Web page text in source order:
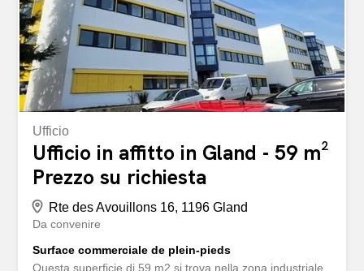
abbondante luce naturale? Altezza del soffitto
confortevole ? Ascensore accessibile alle persone con
mobilità ridotta ? Cucina attrezzata e servizi...
Ufficio
Ufficio in affitto in Gland - 59 m²
Prezzo su richiesta
Rte des Avouillons 16, 1196 Gland
Da convenire
Surface commerciale de plein-pieds
Questa superficie di 59 m2 si trova nella zona industriale